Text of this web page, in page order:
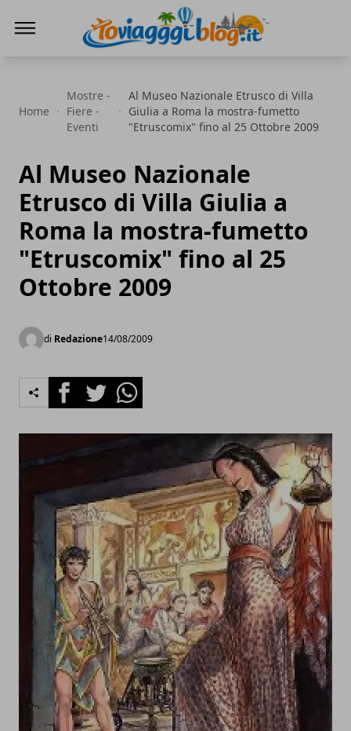
Home
Mostre -
Fiere -
Eventi
Al Museo Nazionale Etrusco di Villa
Giulia a Roma la mostra-fumetto
"Etruscomix" fino al 25 Ottobre 2009
Al Museo Nazionale
Etrusco di Villa Giulia a
Roma la mostra-fumetto
"Etruscomix" fino al 25
Ottobre 2009
di Redazione14/08/2009
FacebookTwitterWhatsapp